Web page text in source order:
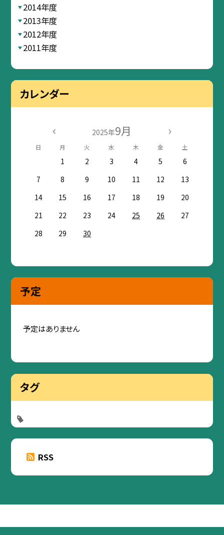
2014年度
2013年度
2012年度
2011年度
カレンダー
2025年9月
日 月 火 水 木 金 土
1 2 3 4 5
6
7
8 9 10 11 12
13
14
15 16 17 18 19
20
21
22 23 24 25 26
27
28
29 30
予定
予定はありません
タグ
RSS